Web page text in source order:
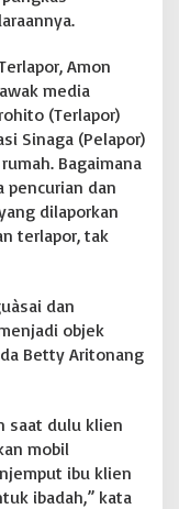
Amon
media
(Terlapor)
Sinaga (Pelapor)
Bagaimana
pencurian dan
dilaporkan
terlapor, tak
dan
objek
Betty Aritonang
saat dulu klien
mobil
ibu klien
ibadah,” kata